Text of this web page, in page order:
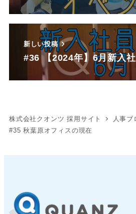
新しい投稿
#36 【2024年】6月新入
株式会社クオンツ 採用サイト 人事ブ
#35 秋葉原オフィスの現在